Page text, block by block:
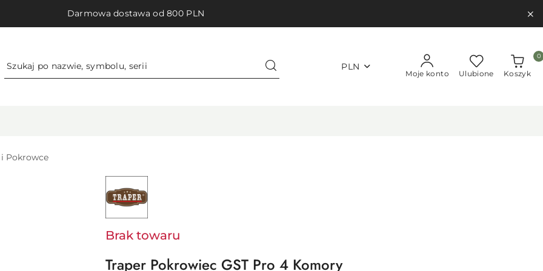
Darmowa dostawa od 800 PLN
PLN
Moje konto Ulubione Koszyk
0
Pokrowce
NAZWA
PRODUCENTA:
TRAPER
Brak towaru
Traper Pokrowiec GST Pro 4 Komory